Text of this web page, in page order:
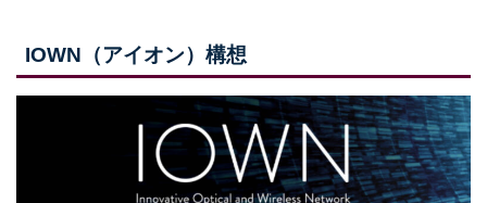
IOWN（アイオン）構想